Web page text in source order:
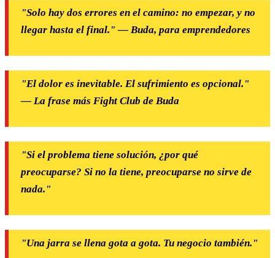
"Solo hay dos errores en el camino: no empezar, y no
llegar hasta el final." — Buda, para emprendedores
"El dolor es inevitable. El sufrimiento es opcional."
— La frase más Fight Club de Buda
"Si el problema tiene solución, ¿por qué
preocuparse? Si no la tiene, preocuparse no sirve de
nada."
"Una jarra se llena gota a gota. Tu negocio también."